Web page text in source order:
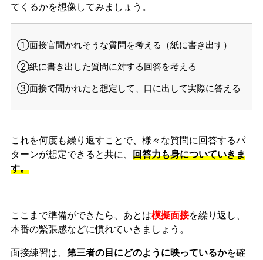
てくるかを想像してみましょう。
①面接官聞かれそうな質問を考える（紙に書き出す）
②紙に書き出した質問に対する回答を考える
③面接で聞かれたと想定して、口に出して実際に答える
これを何度も繰り返すことで、様々な質問に回答するパ
ターンが想定できると共に、 回答力も身についていきま
す。
ここまで準備ができたら、あとは模擬面接を繰り返し、
本番の緊張感などに慣れていきましょう。
面接練習は、 第三者の目にどのように映っているかを確